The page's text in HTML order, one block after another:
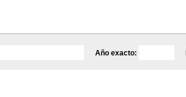
Año exacto: